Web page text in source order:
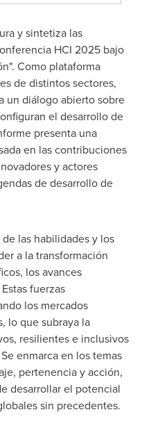
y sintetiza las
HCI 2025 bajo
Como plataforma
de distintos sectores,
un diálogo abierto sobre
el desarrollo de
presenta una
en las contribuciones
y actores
de desarrollo de
las habilidades y los
a la transformación
los avances
fuerzas
los mercados
lo que subraya la
resilientes e inclusivos
enmarca en los temas
pertenencia y acción,
desarrollar el potencial
sin precedentes.